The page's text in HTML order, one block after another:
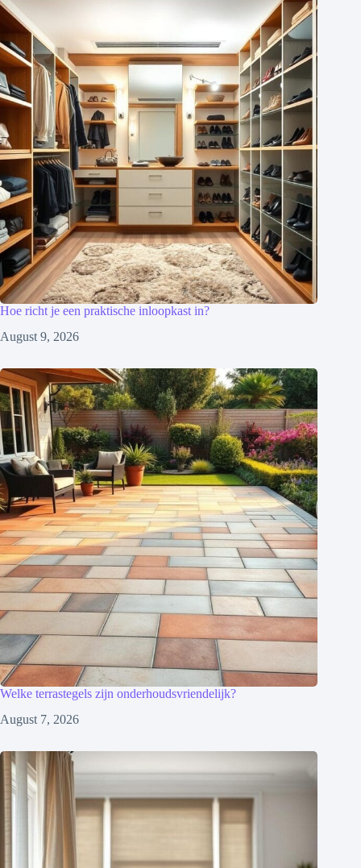
Hoe richt je een praktische inloopkast in?
August 9, 2026
Welke terrastegels zijn onderhoudsvriendelijk?
August 7, 2026